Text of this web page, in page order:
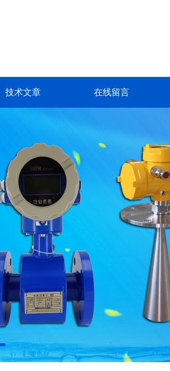
技术文章 在线留言